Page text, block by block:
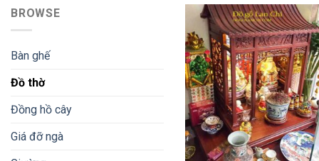
BROWSE
Bàn ghế
Đồ thờ
Đồng hồ cây
Giá đỡ ngà